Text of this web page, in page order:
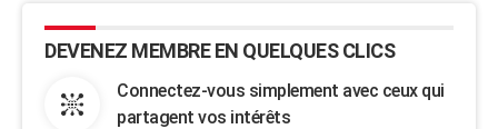
DEVENEZ MEMBRE EN QUELQUES CLICS
Connectez-vous simplement avec ceux qui
partagent vos intérêts